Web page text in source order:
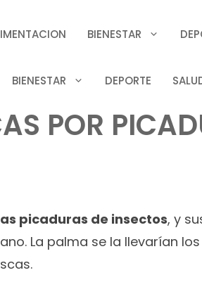
BIENESTAR
BIENESTAR DEPORTE
POR
picaduras de insectos, y
La palma se la llevarían